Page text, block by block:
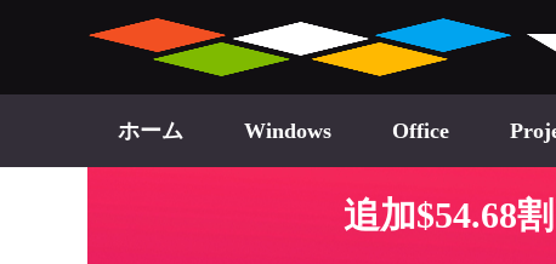
ホーム Windows Office
追加$54.68